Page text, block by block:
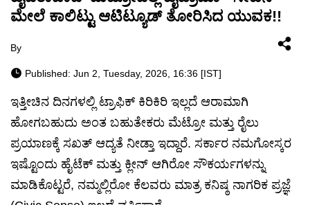
ಮೇಲೆ ಕಾಲಿಟ್ಟು ಆಟಿಟ್ಯೂಡ್ ತೋರಿಸಿದ ಯುವಕ!!
By
Published: Jun 2, Tuesday, 2026, 16:36 [IST]
ಇತ್ತೀಚಿನ ದಿನಗಳಲ್ಲಿ ಟ್ರಾಫಿಕ್ ಕಿರಿಕಿರಿ ಇಲ್ಲದೆ ಆರಾಮಾಗಿ
ಹೋಗಬಹುದು ಅಂತ ಬಹುತೇಕರು ಮೆಟ್ರೋ ಮತ್ತು ರೈಲು
ಪ್ರಯಾಣಕ್ಕೆ ಸಖತ್ ಆದ್ಯತೆ ನೀಡ್ತಾ ಇದ್ದಾರೆ. ಸರ್ಕಾರ ನಮಗೋಸ್ಕರ
ಇಷ್ಟೊಂದು ಹೈಟೆಕ್ ಮತ್ತು ಕ್ಲೀನ್ ಆಗಿರೋ ಸೌಕರ್ಯಗಳನ್ನು
ಮಾಡಿಕೊಟ್ಟರೆ, ನಮ್ಮಲ್ಲಿರೋ ಕೆಲವರು ಮಾತ್ರ ಕನಿಷ್ಠ ನಾಗರಿಕ ಪ್ರಜ್ಞೆ